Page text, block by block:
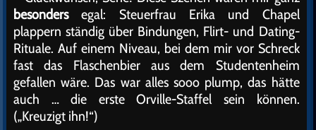
besondersegal: Steuerfrau Erika und Chapel
plappern ständig über Bindungen, Flirt- und Dating-
Rituale. Auf einem Niveau, bei dem mir vor Schreck
fast das Flaschenbier aus dem Studentenheim
gefallen wäre. Das war alles sooo plump, das hätte
auch … die erste Orville-Staffel sein können.
(„Kreuzigt ihn!“)